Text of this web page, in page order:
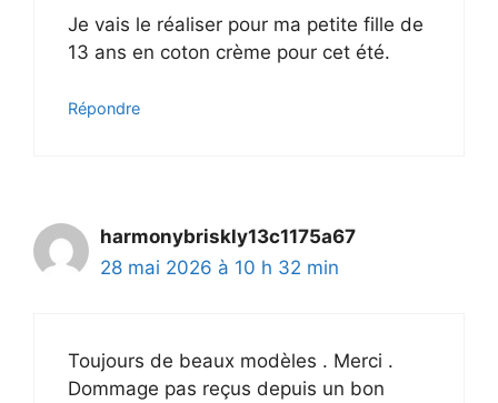
Je vais le réaliser pour ma petite fille de
13 ans en coton crème pour cet été.
Répondre
harmonybriskly13c1175a67
28 mai 2026 à 10 h 32 min
Toujours de beaux modèles . Merci .
Dommage pas reçus depuis un bon